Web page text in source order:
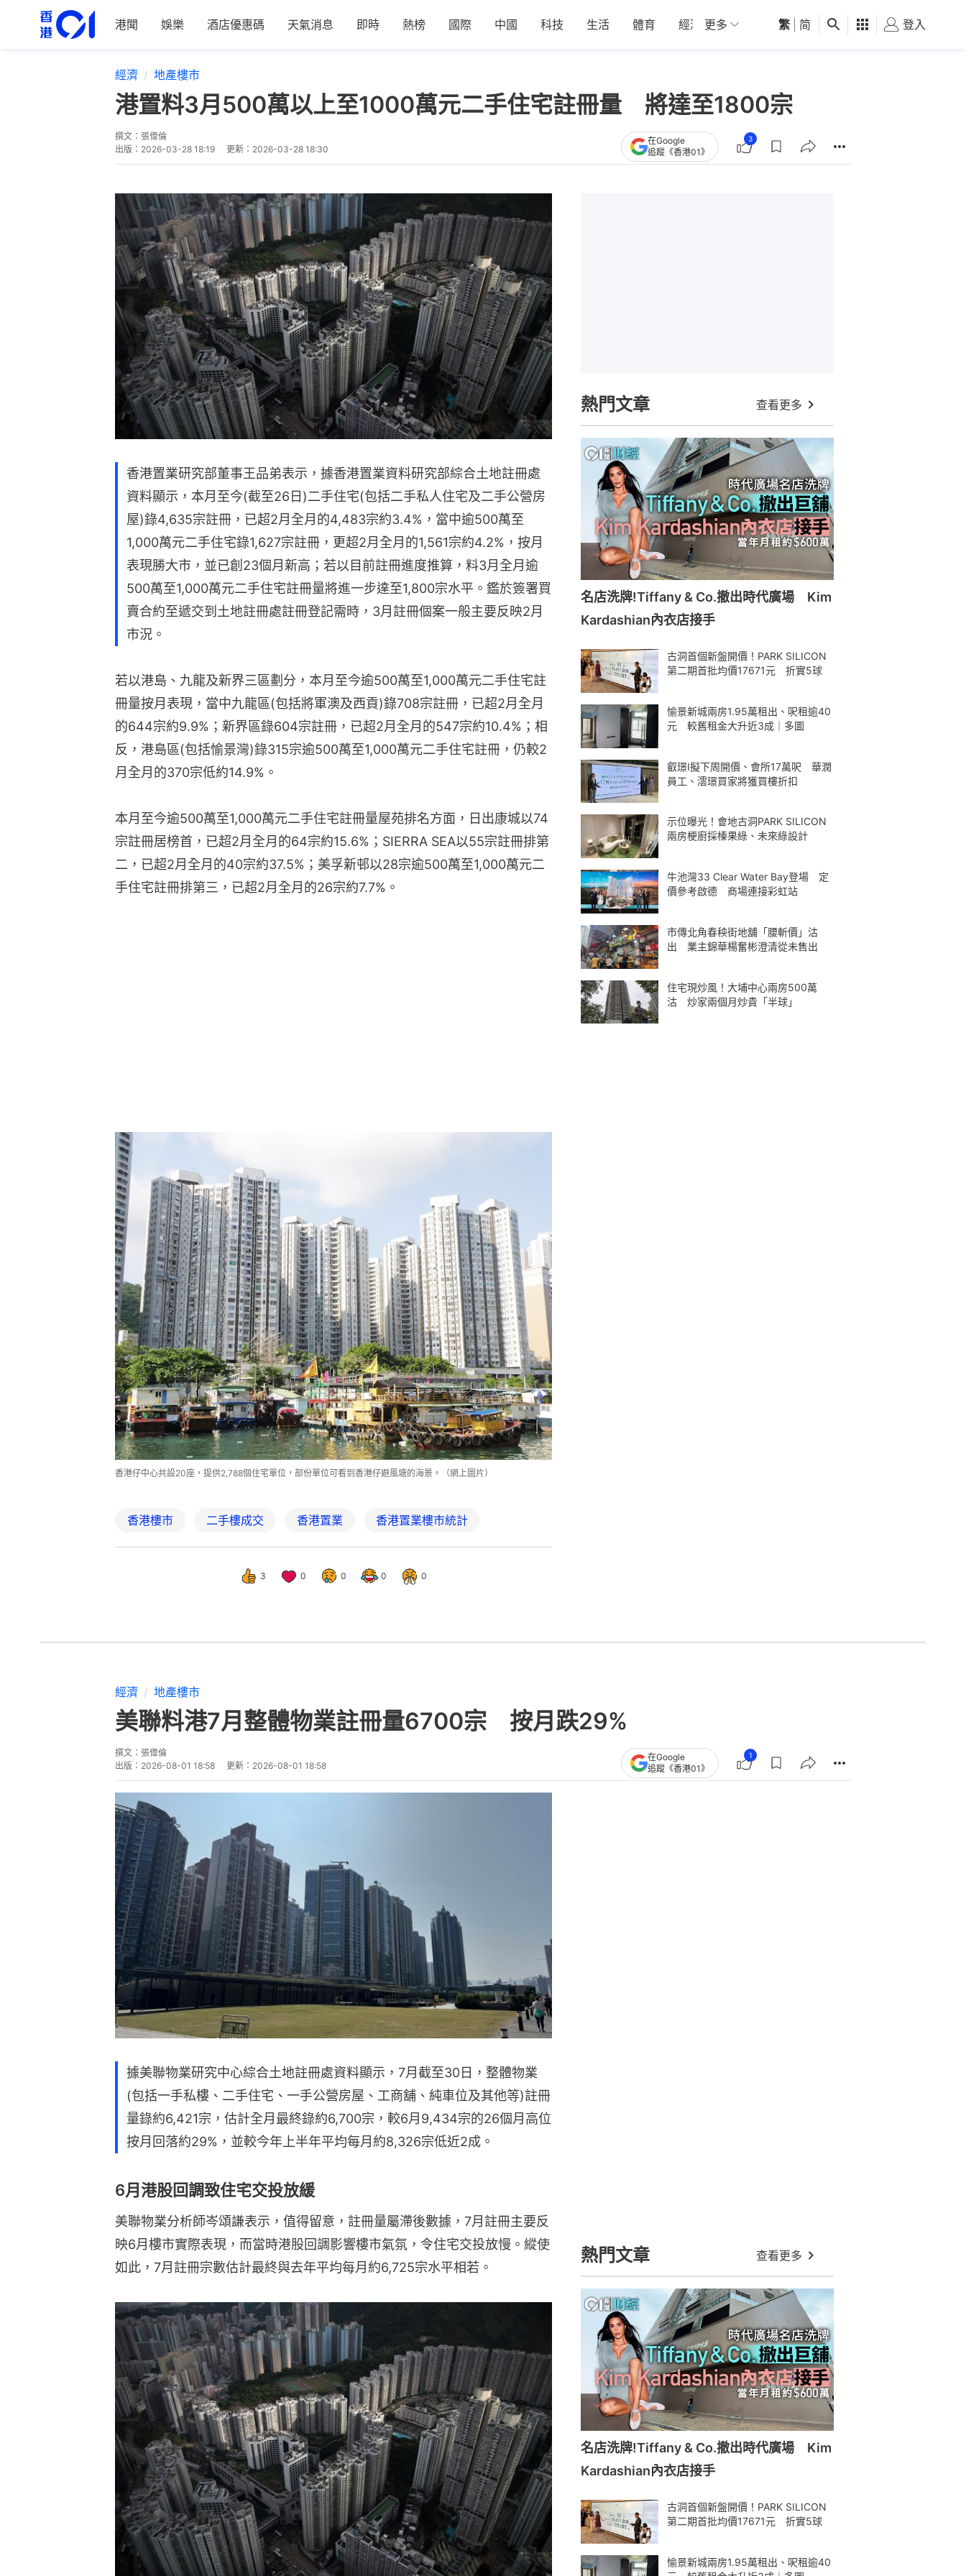
港聞 娛樂 酒店優惠碼 天氣消息 即時 熱榜 國際 中國 科技 生活 體育 經濟 01深圳 觀點 健康 好食玩飛
更多 繁 简 登入
經濟 地產樓市
港置料3月500萬以上至1000萬元二手住宅註冊量 將達至1800宗
撰文： 張偉倫
出版： 2026-03-28 18:19 更新： 2026-03-28 18:30
在Google
追蹤《香港01》
3
香港置業研究部董事王品弟表示，據香港置業資料研究部綜合土地註冊處
資料顯示，本月至今(截至26日)二手住宅(包括二手私人住宅及二手公營房
屋)錄4,635宗註冊，已超2月全月的4,483宗約3.4%，當中逾500萬至
1,000萬元二手住宅錄1,627宗註冊，更超2月全月的1,561宗約4.2%，按月
表現勝大市，並已創23個月新高；若以目前註冊進度推算，料3月全月逾
500萬至1,000萬元二手住宅註冊量將進一步達至1,800宗水平。鑑於簽署買
賣合約至遞交到土地註冊處註冊登記需時，3月註冊個案一般主要反映2月
市況。
若以港島、九龍及新界三區劃分，本月至今逾500萬至1,000萬元二手住宅註
冊量按月表現，當中九龍區(包括將軍澳及西貢)錄708宗註冊，已超2月全月
的644宗約9.9%；新界區錄604宗註冊，已超2月全月的547宗約10.4%；相
反，港島區(包括愉景灣)錄315宗逾500萬至1,000萬元二手住宅註冊，仍較2
月全月的370宗低約14.9%。
本月至今逾500萬至1,000萬元二手住宅註冊量屋苑排名方面，日出康城以74
宗註冊居榜首，已超2月全月的64宗約15.6%；SIERRA SEA以55宗註冊排第
二，已超2月全月的40宗約37.5%；美孚新邨以28宗逾500萬至1,000萬元二
手住宅註冊排第三，已超2月全月的26宗約7.7%。
香港仔中心共設20座，提供2,788個住宅單位，部份單位可看到香港仔避風塘的海景。（網上圖片）
香港樓市 二手樓成交 香港置業 香港置業樓市統計
3 0 0 0 0
熱門文章 查看更多
名店洗牌!Tiffany & Co.撤出時代廣場 Kim
Kardashian內衣店接手
古洞首個新盤開價！PARK SILICON
第二期首批均價17671元 折實5球
愉景新城兩房1.95萬租出、呎租逾40
元 較舊租金大升近3成｜多圖
叡璟I擬下周開價、會所17萬呎 華潤
員工、澐璟買家將獲買樓折扣
示位曝光！會地古洞PARK SILICON
兩房梗廚採榛果綠、未來綠設計
牛池灣33 Clear Water Bay登場 定
價參考啟德 商場連接彩虹站
市傳北角春秧街地舖「腰斬價」沽
出 業主錦華楊奮彬澄清從未售出
住宅現炒風！大埔中心兩房500萬
沽 炒家兩個月炒貴「半球」
經濟 地產樓市
美聯料港7月整體物業註冊量6700宗 按月跌29%
撰文： 張偉倫
出版： 2026-08-01 18:58 更新： 2026-08-01 18:58
在Google
追蹤《香港01》
1
據美聯物業研究中心綜合土地註冊處資料顯示，7月截至30日，整體物業
(包括一手私樓、二手住宅、一手公營房屋、工商舖、純車位及其他等)註冊
量錄約6,421宗，估計全月最終錄約6,700宗，較6月9,434宗的26個月高位
按月回落約29%，並較今年上半年平均每月約8,326宗低近2成。
6月港股回調致住宅交投放緩
美聯物業分析師岑頌謙表示，值得留意，註冊量屬滯後數據，7月註冊主要反
映6月樓市實際表現，而當時港股回調影響樓市氣氛，令住宅交投放慢。縱使
如此，7月註冊宗數估計最終與去年平均每月約6,725宗水平相若。
熱門文章 查看更多
名店洗牌!Tiffany & Co.撤出時代廣場 Kim
Kardashian內衣店接手
古洞首個新盤開價！PARK SILICON
第二期首批均價17671元 折實5球
愉景新城兩房1.95萬租出、呎租逾40